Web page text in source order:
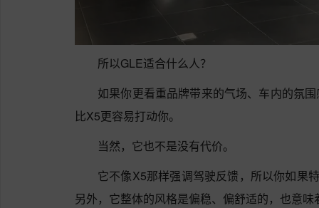
所以GLE适合什么人？
如果你更看重品牌带来的气场、车内的氛
比X5更容易打动你。
当然，它也不是没有代价。
它不像X5那样强调驾驶反馈，所以你如果
另外，它整体的风格是偏稳、偏舒适的，也意